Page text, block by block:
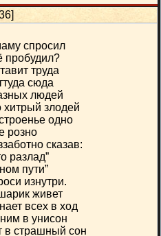
спросил
пробудил?
труда
сюда
людей
хитрый злодей
одно
розно
сказав:
разлад”
пути”
изнутри.
живет
всех в ход
в унисон
в страшный сон